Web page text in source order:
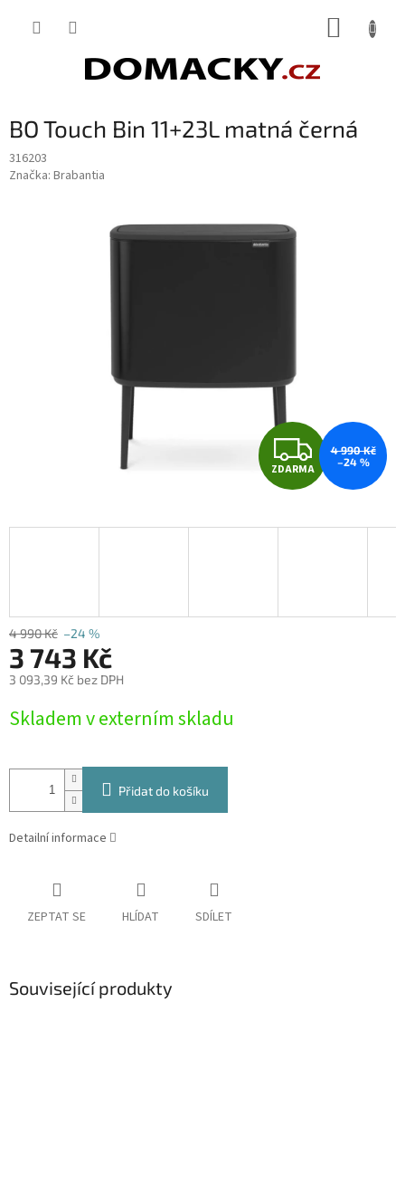
BO Touch Bin 11+23L matná černá
316203
Značka: Brabantia
Z
D
A
ZDARMA
4 990 Kč
–24 %
4 990 Kč –24 %
3 743 Kč
3 093,39 Kč bez DPH
cena:
Skladem v externím skladu
Přidat do košíku
Detailní informace
ZEPTAT SE HLÍDAT SDÍLET
Související produkty